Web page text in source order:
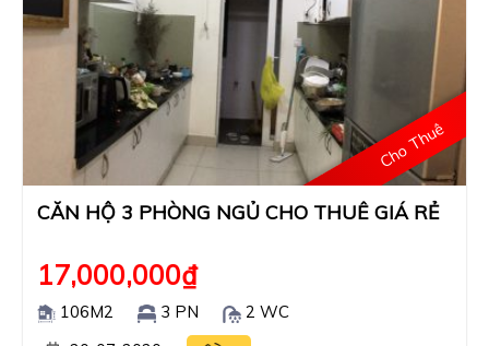
Cho Thuê
CĂN HỘ 3 PHÒNG NGỦ CHO THUÊ GIÁ RẺ
17,000,000₫
106M2 3 PN
2 WC